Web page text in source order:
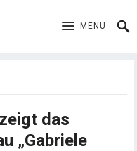
MENU
das
„Gabriele